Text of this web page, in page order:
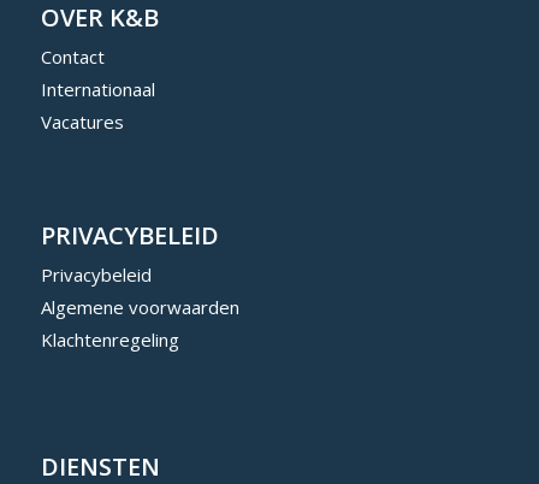
OVER K&B
Contact
Internationaal
Vacatures
PRIVACYBELEID
Privacybeleid
Algemene voorwaarden
Klachtenregeling
DIENSTEN